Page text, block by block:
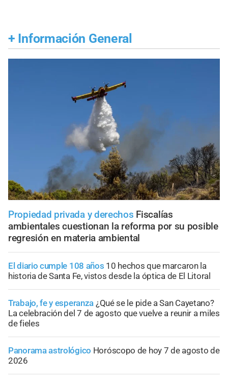
+ Información General
Propiedad privada y derechos Fiscalías
ambientales cuestionan la reforma por su posible
regresión en materia ambiental
El diario cumple 108 años 10 hechos que marcaron la
historia de Santa Fe, vistos desde la óptica de El Litoral
Trabajo, fe y esperanza ¿Qué se le pide a San Cayetano?
La celebración del 7 de agosto que vuelve a reunir a miles
de fieles
Panorama astrológico Horóscopo de hoy 7 de agosto de
2026